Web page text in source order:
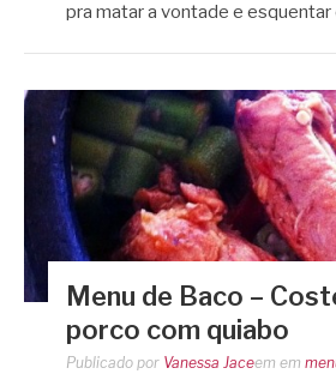
pra matar a vontade e
Menu de Baco –
porco com quiabo
Publicado por Vanessa Jaceem em